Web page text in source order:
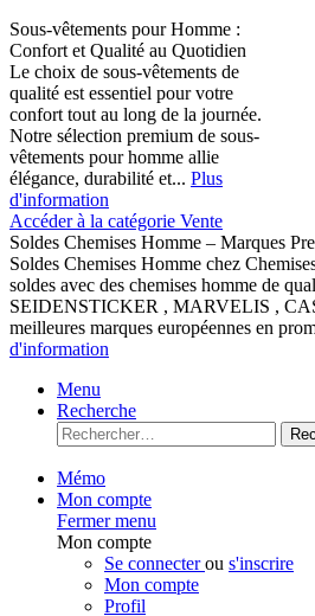
Sous-vêtements pour Homme :
Confort et Qualité au Quotidien
Le choix de sous-vêtements de
qualité est essentiel pour votre
confort tout au long de la journée.
Notre sélection premium de sous-
vêtements pour homme allie
élégance, durabilité et... Plus
d'information
Accéder à la catégorie Vente
Soldes Chemises Homme – Marques
Soldes Chemises Homme chez
soldes avec des chemises homme de
SEIDENSTICKER , MARVELIS ,
meilleures marques européennes en
d'information
Menu
Recherche
Mémo
Mon compte
Fermer menu
Mon compte
Se connecterou s'inscrire
Mon compte
Profil